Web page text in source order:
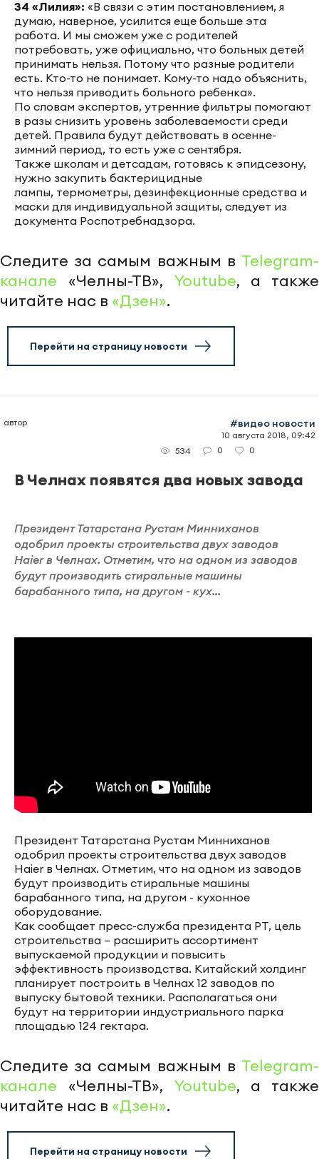
34 «Лилия»: «В связи с этим постановлением, я
думаю, наверное, усилится еще больше эта
работа. И мы сможем уже с родителей
потребовать, уже официально, что больных детей
принимать нельзя. Потому что разные родители
есть. Кто-то не понимает. Кому-то надо объяснить,
что нельзя приводить больного ребенка».
По словам экспертов, утренние фильтры помогают
в разы снизить уровень заболеваемости среди
детей. Правила будут действовать в осенне-
зимний период, то есть уже с сентября.
Также школам и детсадам, готовясь к эпидсезону,
нужно закупить бактерицидные
лампы, термометры, дезинфекционные средства и
маски для индивидуальной защиты, следует из
документа Роспотребнадзора.
Следите за самым важным в Telegram-
канале «Челны-ТВ», Youtube, а также
читайте нас в «Дзен».
Перейти на страницу новости
автор #видео новости
10 августа 2018, 09:42
534
0 0
В Челнах появятся два новых завода
Президент Татарстана Рустам Минниханов
одобрил проекты строительства двух заводов
Haier в Челнах. Отметим, что на одном из заводов
будут производить стиральные машины
барабанного типа, на другом - кух...
Президент Татарстана Рустам Минниханов
одобрил проекты строительства двух заводов
Haier в Челнах. Отметим, что на одном из заводов
будут производить стиральные машины
барабанного типа, на другом - кухонное
оборудование.
Как сообщает пресс-служба президента РТ, цель
строительства – расширить ассортимент
выпускаемой продукции и повысить
эффективность производства. Китайский холдинг
планирует построить в Челнах 12 заводов по
выпуску бытовой техники. Располагаться они
будут на территории индустриального парка
площадью 124 гектара.
Следите за самым важным в Telegram-
канале «Челны-ТВ», Youtube, а также
читайте нас в «Дзен».
Перейти на страницу новости